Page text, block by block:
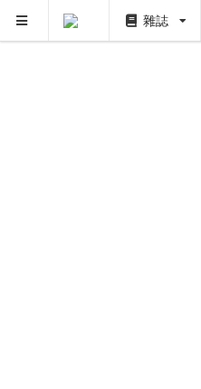
雜誌